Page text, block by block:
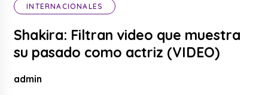
INTERNACIONALES
Shakira: Filtran video que muestra
su pasado como actriz (VIDEO)
admin